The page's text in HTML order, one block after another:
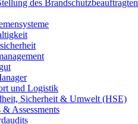
des Brandschutzbeauftragten
und Logistik
Sicherheit & Umwelt (HSE)
Assessments